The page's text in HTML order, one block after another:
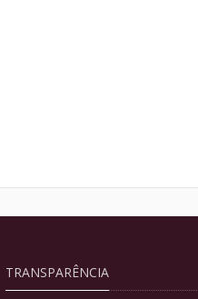
TRANSPARÊNCIA